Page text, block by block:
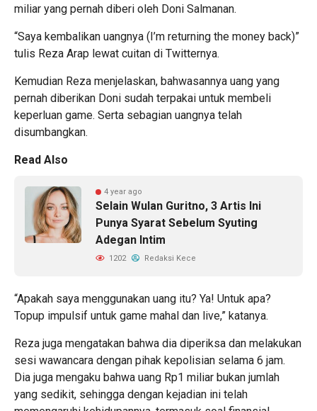
miliar yang pernah diberi oleh Doni Salmanan.
“Saya kembalikan uangnya (I’m returning the money back)”
tulis Reza Arap lewat cuitan di Twitternya.
Kemudian Reza menjelaskan, bahwasannya uang yang
pernah diberikan Doni sudah terpakai untuk membeli
keperluan game. Serta sebagian uangnya telah
disumbangkan.
Read Also
4 year ago
Selain Wulan Guritno, 3 Artis Ini
Punya Syarat Sebelum Syuting
Adegan Intim
1202 Redaksi Kece
“Apakah saya menggunakan uang itu? Ya! Untuk apa?
Topup impulsif untuk game mahal dan live,” katanya.
Reza juga mengatakan bahwa dia diperiksa dan melakukan
sesi wawancara dengan pihak kepolisian selama 6 jam.
Dia juga mengaku bahwa uang Rp1 miliar bukan jumlah
yang sedikit, sehingga dengan kejadian ini telah